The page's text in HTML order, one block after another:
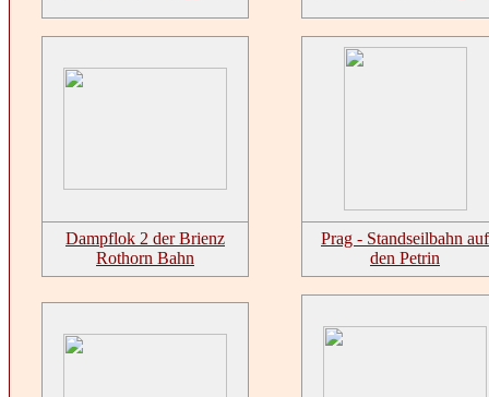
Dampflok 2 der Brienz
Rothorn Bahn
Prag - Standseilbahn auf
den Petrin